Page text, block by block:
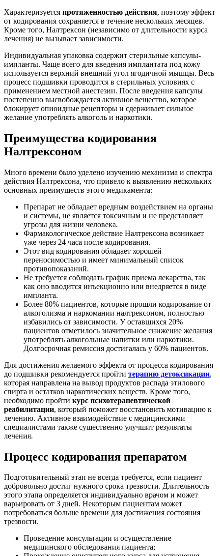
Характеризуется протяженностью действия, поэтому эффект
от кодирования сохраняется в течение нескольких месяцев.
Кроме того, Налтрексон (независимо от длительности курса
лечения) не вызывает зависимости.
Индивидуальная упаковка содержит стерильные капсулы-
импланты. Чаще всего для введения имплантата под кожу
используется верхний внешний угол ягодичной мышцы. Весь
процесс подшивки проводится в стерильных условиях с
применением местной анестезии. После введения капсулы
постепенно высвобождается активное вещество, которое
блокирует опиоидные рецепторы и сдерживает сильное
желание употреблять алкоголь и наркотики.
Преимущества кодирования
Налтрексоном
Много времени было уделено изучению механизма и спектра
действия Налтрексона, что привело к выявлению нескольких
основных преимуществ этого медикамента:
Препарат не обладает вредным воздействием на органы
и системы, не является токсичным и не представляет
угрозы для жизни человека.
Фармакологическое действие Налтрексона возникает
уже через 24 часа после кодирования.
Этот вид кодирования обладает хорошей
переносимостью и имеет минимальный список
противопоказаний.
Не требуется соблюдать график приема лекарства, так
как оно вводится инъекционно или внедряется в виде
импланта.
Более 80% пациентов, которые прошли кодирование от
алкоголизма и наркомании налтрексоном, полностью
избавились от зависимости. У оставшихся 20%
пациентов отметилось значительное снижение желания
употреблять алкогольные напитки или наркотики.
Долгосрочная ремиссия достигалась у 60% пациентов.
Для достижения желаемого эффекта от процесса кодирования
до подшивки рекомендуется пройти терапию детоксикации,
которая направлена на вывод продуктов распада этилового
спирта и остатков наркотических веществ. Кроме того,
необходимо пройти курс психотерапевтической
реабилитации, который поможет восстановить мотивацию к
лечению. Активное взаимодействие с медицинскими
специалистами также существенно улучшит результаты
лечения.
Процесс кодирования препаратом
Подготовительный этап не всегда требуется, если пациент
добровольно достиг нужного срока трезвости. Длительность
этого этапа определяется индивидуально врачом и может
варьировать от 3 дней. Некоторым пациентам может
потребоваться больше времени для достижения состояния
трезвости.
Проведение консультации и осуществление
медицинского обследования пациента;